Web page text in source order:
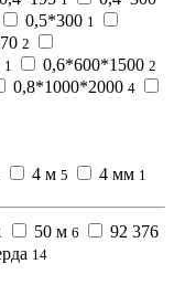
0,5*300 1
2
1 0,6*600*1500 2
0,8*1000*2000 4
4 м 5 4 мм 1
50 м 6
92 376
14